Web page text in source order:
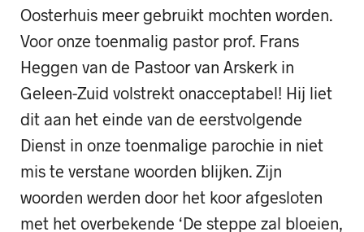
Oosterhuis meer gebruikt mochten worden.
Voor onze toenmalig pastor prof. Frans
Heggen van de Pastoor van Arskerk in
Geleen-Zuid volstrekt onacceptabel! Hij liet
dit aan het einde van de eerstvolgende
Dienst in onze toenmalige parochie in niet
mis te verstane woorden blijken. Zijn
woorden werden door het koor afgesloten
met het overbekende ‘De steppe zal bloeien,